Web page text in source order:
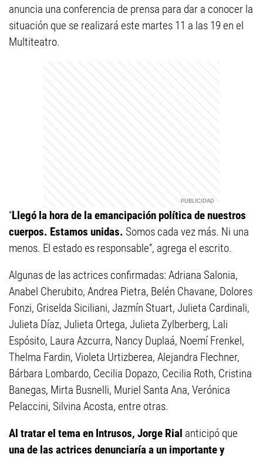
anuncia una conferencia de prensa para dar a conocer la
situación que se realizará este martes 11 a las 19 en el
Multiteatro.
“Llegó la hora de la emancipación política de nuestros
cuerpos. Estamos unidas. Somos cada vez más. Ni una
menos. El estado es responsable”, agrega el escrito.
Algunas de las actrices confirmadas: Adriana Salonia,
Anabel Cherubito, Andrea Pietra, Belén Chavane, Dolores
Fonzi, Griselda Siciliani, Jazmín Stuart, Julieta Cardinali,
Julieta Díaz, Julieta Ortega, Julieta Zylberberg, Lali
Espósito, Laura Azcurra, Nancy Duplaá, Noemí Frenkel,
Thelma Fardin, Violeta Urtizberea, Alejandra Flechner,
Bárbara Lombardo, Cecilia Dopazo, Cecilia Roth, Cristina
Banegas, Mirta Busnelli, Muriel Santa Ana, Verónica
Pelaccini, Silvina Acosta, entre otras.
Al tratar el tema en Intrusos, Jorge Rial anticipó que
una de las actrices denunciaría a un importante y